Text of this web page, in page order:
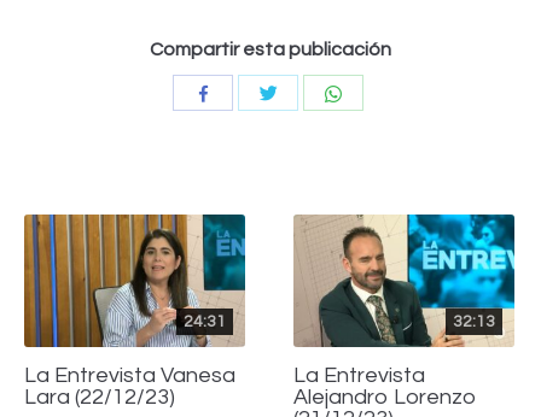
Compartir esta publicación
CompartirCompartir
24:31
La Entrevista Vanesa
Lara (22/12/23)
32:13
La Entrevista
Alejandro Lorenzo